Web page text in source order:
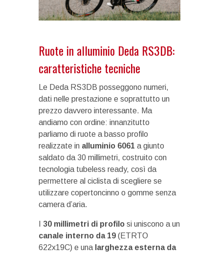
Ruote in alluminio Deda RS3DB:
caratteristiche tecniche
Le Deda RS3DB posseggono numeri,
dati nelle prestazione e soprattutto un
prezzo davvero interessante. Ma
andiamo con ordine: innanzitutto
parliamo di ruote a basso profilo
realizzate in alluminio 6061 a giunto
saldato da 30 millimetri, costruito con
tecnologia tubeless ready, così da
permettere al ciclista di scegliere se
utilizzare copertoncinno o gomme senza
camera d’aria.
30 millimetri di profilo si uniscono a un
canale interno da 19 (ETRTO
622x19C) e una larghezza esterna da